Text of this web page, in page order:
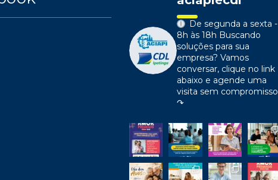
De segunda a sexta -
8h às 18h Buscando
soluções para sua
empresa? Vamos
conversar, clique no link
abaixo e agende uma
visita sem compromisso
↷